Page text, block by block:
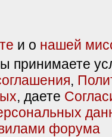
и о нашей
принимаете
,
, даете
форума